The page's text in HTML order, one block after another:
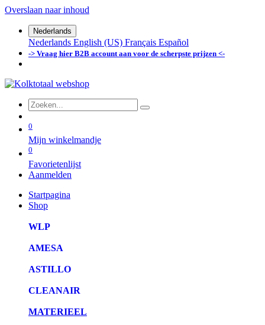
Overslaan naar inhoud
Nederlands
Nederlands English (US) Français Español
-> Vraag hier B2B account aan voor de scherpste prijzen <-
0
Mijn winkelmandje
0
Favorietenlijst
Aanmelden
Startpagina
Shop
WLP
AMESA
ASTILLO
CLEANAIR
MATERIEEL